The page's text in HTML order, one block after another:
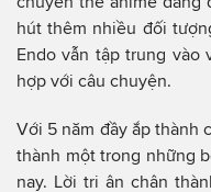
hút thêm nhiều đối
Endo vẫn tập trung vào
hợp với câu chuyện.
Với 5 năm đầy ắp thành
thành một trong những
nay. Lời tri ân chân